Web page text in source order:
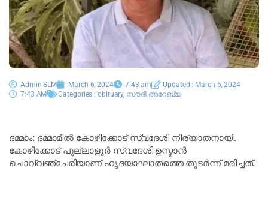
Admin SLM March 6, 2024 7:43 am
Updated : March 6, 2024
7:43 AM
Categories :obituary, സൗദി അറേബ്യ
ദമ്മാം: ദമ്മാമിൽ കോഴിക്കോട് സ്വദേശി നിര്യാതനായി.
കോഴിക്കോട് പുല്ലാളൂർ സ്വദേശി ഉസ്മാൻ
ചൊവ്വഞ്ചേരിയാണ് ഹൃദയാഘാതത്തെ തുടർന്ന് മരിച്ചത്.